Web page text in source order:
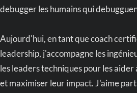
debugger les humains qui
Aujourd'hui, en tant que coach
leadership, j'accompagne les
les leaders techniques pour les
et maximiser leur impact. J'aime